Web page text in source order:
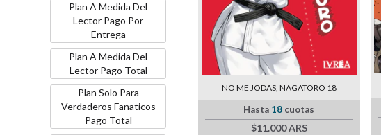
Plan A Medida Del
Lector Pago Por
Entrega
Plan A Medida Del
Lector Pago Total
Plan Solo Para
Verdaderos Fanaticos
Pago Total
NO ME JODAS, NAGATORO 18
Hasta 18 cuotas
$11.000 ARS